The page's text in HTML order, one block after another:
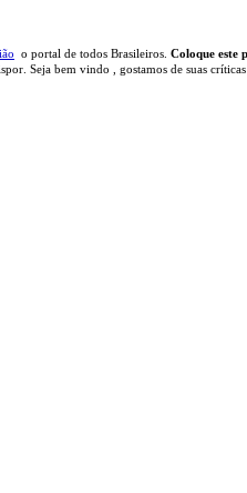
o portal de todos Brasileiros. Coloque este
Seja bem vindo , gostamos de suas